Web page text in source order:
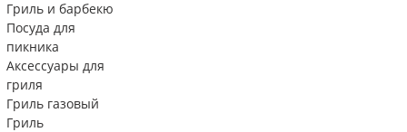
Гриль и барбекю
Посуда для
пикника
Аксессуары для
гриля
Гриль газовый
Гриль